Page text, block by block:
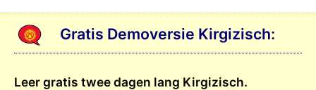
Gratis Demoversie Kirgizisch:
Leer gratis twee dagen lang Kirgizisch.